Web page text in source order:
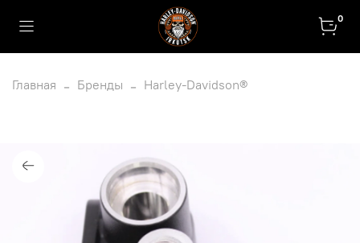
0
Главная Бренды Harley-Davidson®